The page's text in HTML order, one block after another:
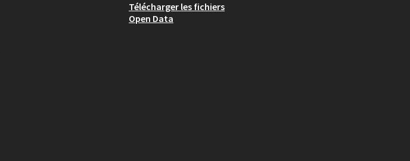
Télécharger les fichiers
Open Data